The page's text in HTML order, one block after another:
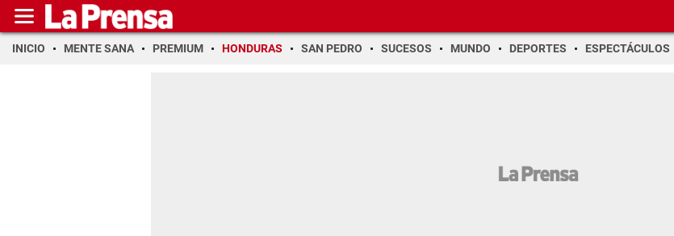
INICIO MENTE SANA PREMIUM HONDURAS SAN PEDRO SUCESOS MUNDO DEPORTES ESPECTÁCULOS